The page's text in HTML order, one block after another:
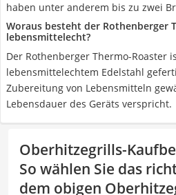
haben unter anderem bis zu zwei
Woraus besteht der Rothenberger
lebensmittelecht?
Der Rothenberger Thermo-Roaster
lebensmittelechtem Edelstahl
Zubereitung von Lebensmitteln
Lebensdauer des Geräts verspricht.
Oberhitzegrills-
So wählen Sie das
dem obigen